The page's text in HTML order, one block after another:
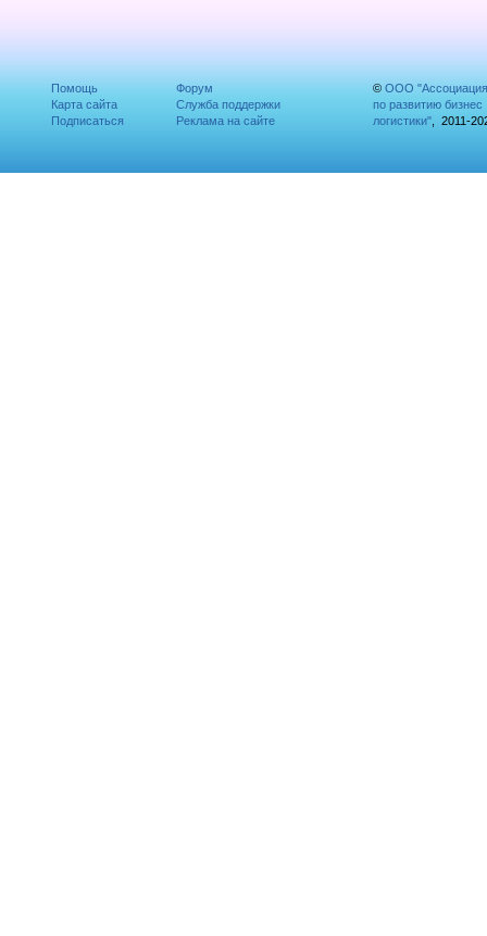
Помощь
Карта сайта
Подписаться
Форум
Служба поддержки
Реклама на сайте
© ООО "Ассоциация
по развитию бизнес
логистики", 2011-